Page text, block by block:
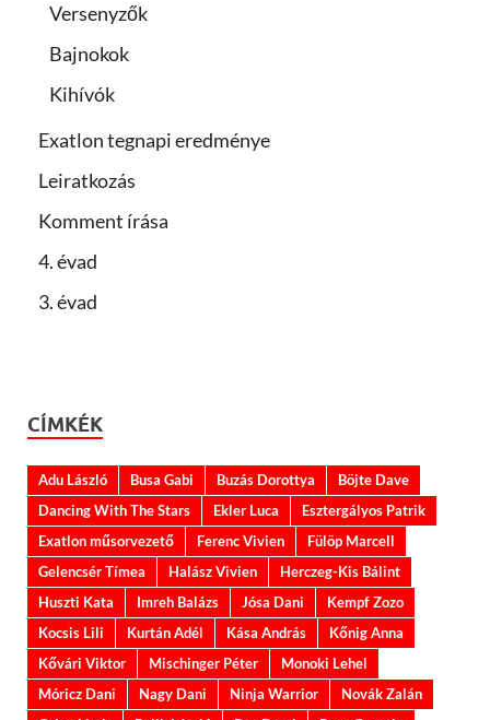
Versenyzők
Bajnokok
Kihívók
Exatlon tegnapi eredménye
Leiratkozás
Komment írása
4. évad
3. évad
CÍMKÉK
Adu László Busa Gabi Buzás Dorottya
Böjte Dave
Dancing With The Stars
Ekler Luca
Esztergályos Patrik
Exatlon műsorvezető
Ferenc Vivien
Fülöp Marcell
Gelencsér Tímea
Halász Vivien
Herczeg-Kis Bálint
Huszti Kata
Imreh Balázs Jósa Dani
Kempf Zozo
Kocsis Lili
Kurtán Adél Kása András
Kőnig Anna
Kővári Viktor
Mischinger Péter
Monoki Lehel
Móricz Dani
Nagy Dani Ninja Warrior
Novák Zalán